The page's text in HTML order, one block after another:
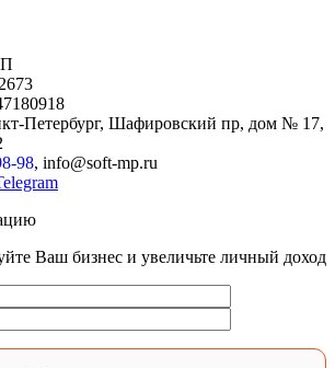
Петербург, Шафировский пр, дом № 17,
98, info@soft-mp.ru
Ваш бизнес и увеличьте личный доход